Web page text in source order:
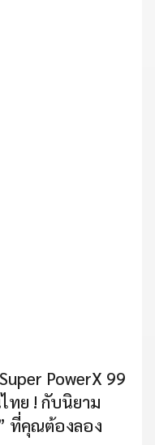
PowerX 99
ทย ! กับนิยาม
ที่คุณต้องลอง